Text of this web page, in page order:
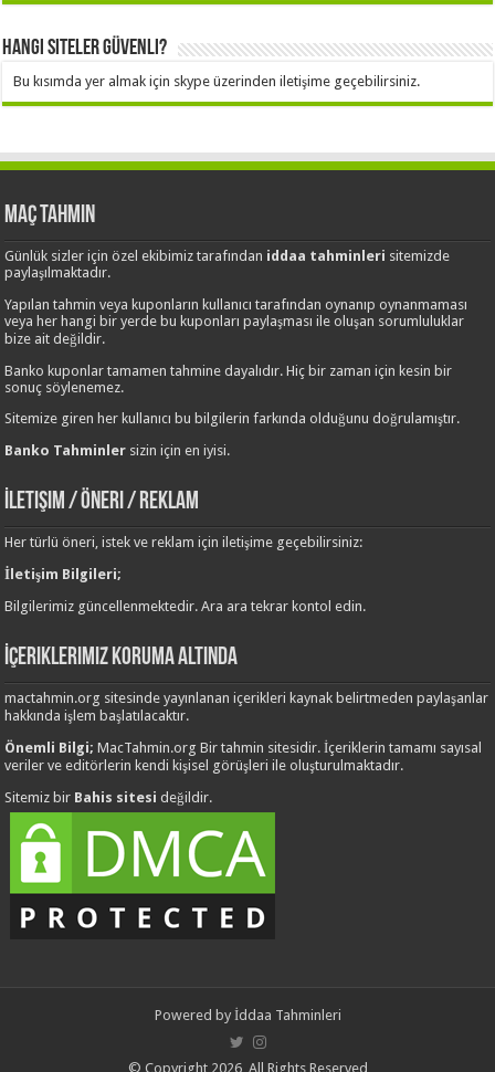
Hangi Siteler Güvenli?
Bu kısımda yer almak için skype üzerinden iletişime geçebilirsiniz.
Maç Tahmin
Günlük sizler için özel ekibimiz tarafından iddaa tahminleri sitemizde
paylaşılmaktadır.
Yapılan tahmin veya kuponların kullanıcı tarafından oynanıp oynanmaması
veya her hangi bir yerde bu kuponları paylaşması ile oluşan sorumluluklar
bize ait değildir.
Banko kuponlar tamamen tahmine dayalıdır. Hiç bir zaman için kesin bir
sonuç söylenemez.
Sitemize giren her kullanıcı bu bilgilerin farkında olduğunu doğrulamıştır.
Banko Tahminler sizin için en iyisi.
İletişim / Öneri / Reklam
Her türlü öneri, istek ve reklam için iletişime geçebilirsiniz:
İletişim Bilgileri;
Bilgilerimiz güncellenmektedir. Ara ara tekrar kontol edin.
İçeriklerimiz Koruma Altında
mactahmin.org sitesinde yayınlanan içerikleri kaynak belirtmeden paylaşanlar
hakkında işlem başlatılacaktır.
Önemli Bilgi;MacTahmin.org Bir tahmin sitesidir. İçeriklerin tamamı sayısal
veriler ve editörlerin kendi kişisel görüşleri ile oluşturulmaktadır.
Sitemiz bir Bahis sitesi değildir.
Powered by İddaa Tahminleri
© Copyright 2026, All Rights Reserved